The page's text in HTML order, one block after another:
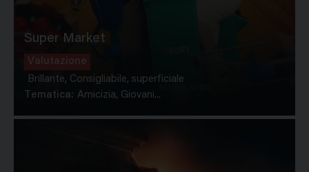
Super Market
Valutazione
Brillante, Consigliabile, superficiale
Tematica: Amicizia, Giovani...